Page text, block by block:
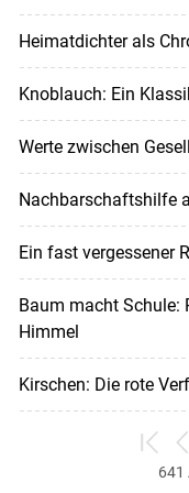
Heimatdichter als
Knoblauch: Ein
Werte zwischen
Nachbarschaftshilfe
Ein fast vergessener
Baum macht Schule:
Himmel
Kirschen: Die rote
zum
641